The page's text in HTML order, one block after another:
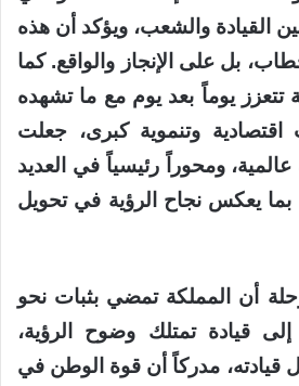
القيادة والشعب، ويؤكد أن هذه
بل على الإنجاز والواقع. كما
تتعزز يوماً بعد يوم مع ما تشهده
اقتصادية وتنموية كبرى، جعلت
ومحوراً رئيسياً في العديد
بما يعكس نجاح الرؤية في تحويل
أن المملكة تمضي بثبات نحو
قيادة تمتلك وضوح الرؤية،
مدركاً أن قوة الوطن في